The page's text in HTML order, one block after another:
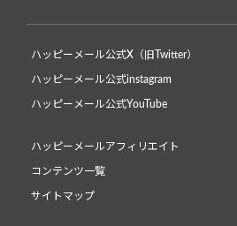
ハッピーメール公式X（旧Twitter）
ハッピーメール公式instagram
ハッピーメール公式YouTube
ハッピーメールアフィリエイト
コンテンツ一覧
サイトマップ